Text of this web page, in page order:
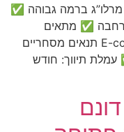
מרלו”ג ברמה גבוהה ✅
רחבה ✅ מתאים
ללוגיסטיקה, הפצה, אחסנה ו-E-commerce תנאים מסחריים
למ”ר. ✅ עמלת תיווך: חודש
למכירה מגרש 10.5 דונם